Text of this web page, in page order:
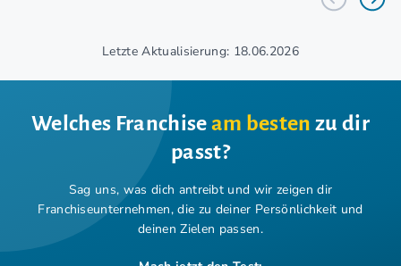
Letzte Aktualisierung: 18.06.2026
Welches Franchiseam besten zu dir
passt?
Sag uns, was dich antreibt und wir zeigen dir
Franchiseunternehmen, die zu deiner Persönlichkeit und
deinen Zielen passen.